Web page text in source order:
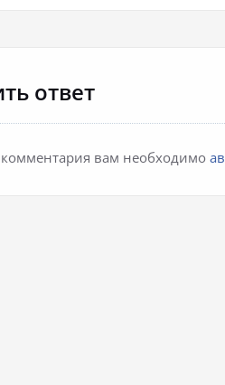
ответ
вам необходимо